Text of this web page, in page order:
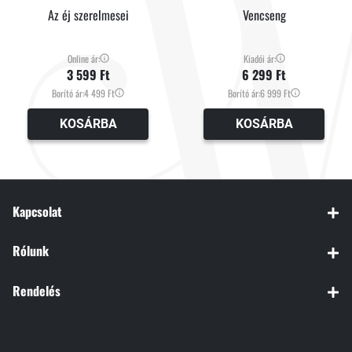
Az éj szerelmesei
Online ár:
3 599 Ft
Borító ár:4 499 Ft
KOSÁRBA
Vencseng
Kiadói ár:
6 299 Ft
Borító ár:6 999 Ft
KOSÁRBA
Kapcsolat
Rólunk
Rendelés